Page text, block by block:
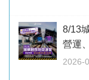
8/13
營運
2026-